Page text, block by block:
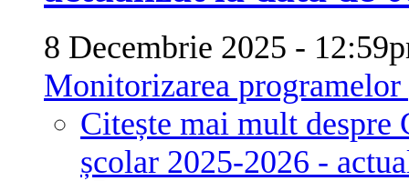
8 Decembrie 2025 -
Monitorizarea
Citește mai mult despre
școlar 2025-2026 -